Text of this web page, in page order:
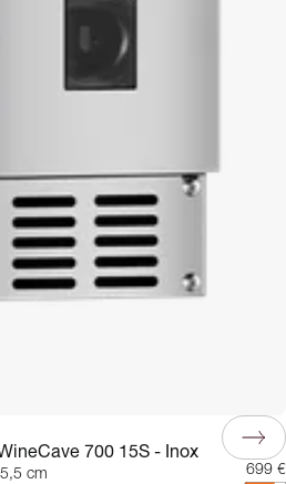
700 15S - Inox
cm
699 €